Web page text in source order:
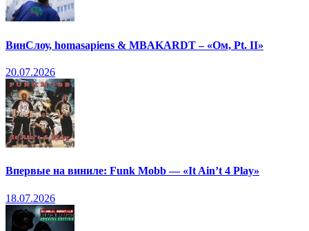
ВинСлоу, homasapiens & MBAKARDT – «Ом, Pt. II»
20.07.2026
Впервые на виниле: Funk Mobb — «It Ain’t 4 Play»
18.07.2026